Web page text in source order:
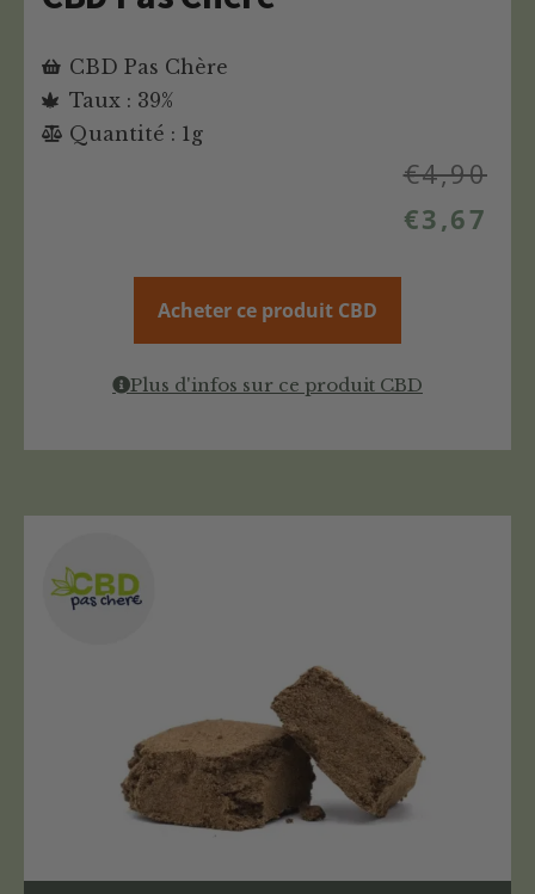
CBD Pas Chère
Taux : 39%
Quantité : 1g
€4,90
€3,67
Acheter ce produit CBD
Plus d'infos sur ce produit CBD